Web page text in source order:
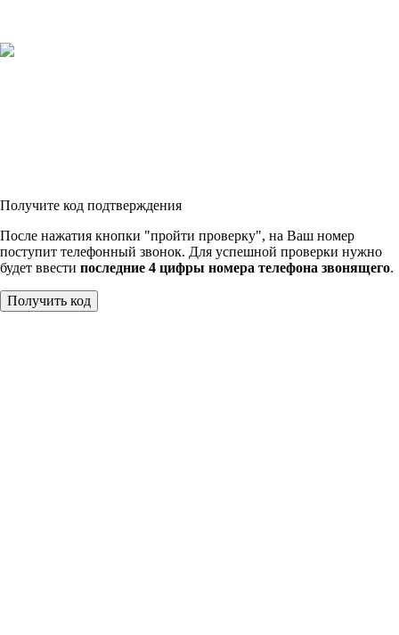
Получите код подтверждения
После нажатия кнопки "пройти проверку", на Ваш номер
поступит телефонный звонок. Для успешной проверки нужно
будет ввести последние 4 цифры номера телефона звонящего.
Получить код